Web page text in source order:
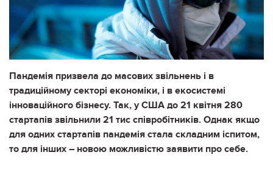
Пандемія призвела до масових звільнень і в
традиційному секторі економіки, і в екосистемі
інноваційного бізнесу. Так, у США до 21 квітня 280
стартапів звільнили 21 тис співробітників. Однак якщо
для одних стартапів пандемія стала складним іспитом,
то для інших – новою можливістю заявити про себе.